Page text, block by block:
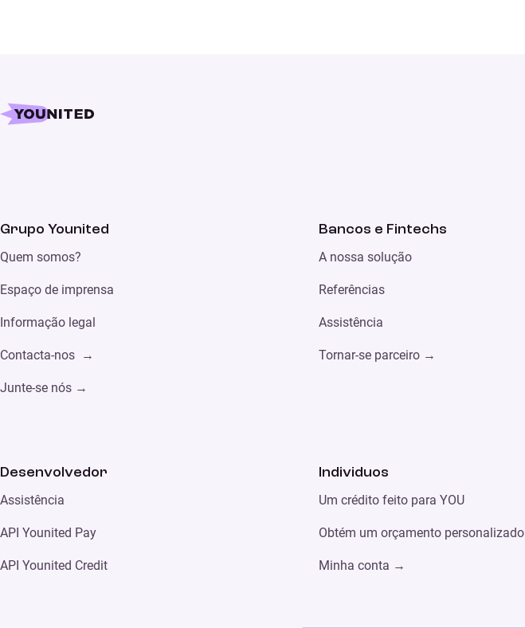
Grupo Younited
Quem somos?
Espaço de imprensa
Informação legal
Contacta-nos →
Junte-se nós →
Bancos e Fintechs
A nossa solução
Referências
Assistência
Tornar-se parceiro →
Desenvolvedor
Assistência
API Younited Pay
API Younited Credit
Individuos
Um crédito feito para YOU
Obtém um orçamento personalizado
Minha conta →